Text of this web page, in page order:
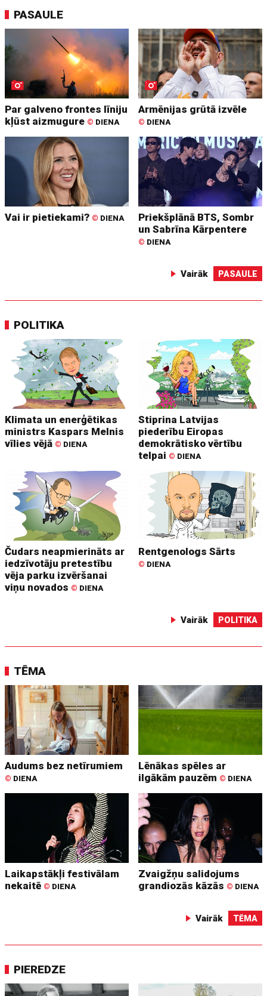
PASAULE
Par galveno frontes līniju
kļūst aizmugure © DIENA
Armēnijas grūtā izvēle
© DIENA
Vai ir pietiekami? © DIENA
Priekšplānā BTS, Sombr
un Sabrīna Kārpentere
© DIENA
Vairāk PASAULE
POLITIKA
Klimata un enerģētikas
ministrs Kaspars Melnis
vīlies vējā © DIENA
Stiprina Latvijas
piederību Eiropas
demokrātisko vērtību
telpai © DIENA
Čudars neapmierināts ar
iedzīvotāju pretestību
vēja parku izvēršanai
viņu novados © DIENA
Rentgenologs Sārts
© DIENA
Vairāk POLITIKA
TĒMA
Audums bez netīrumiem
© DIENA
Lēnākas spēles ar
ilgākām pauzēm © DIENA
Laikapstākļi festivālam
nekaitē © DIENA
Zvaigžņu salidojums
grandiozās kāzās © DIENA
Vairāk TĒMA
PIEREDZE